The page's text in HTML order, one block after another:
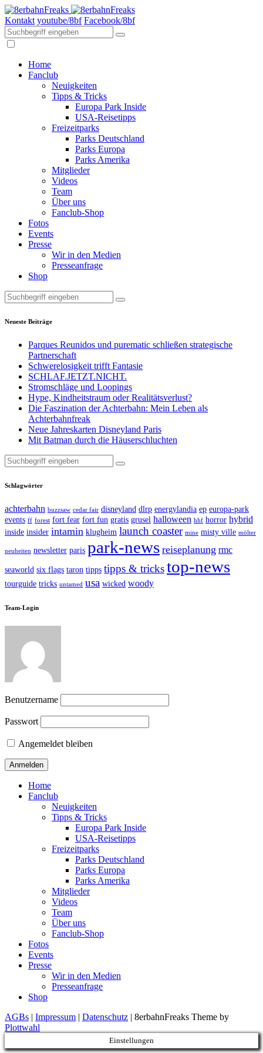
Kontakt youtube/8bf Facebook/8bf
Home
Fanclub
Neuigkeiten
Tipps & Tricks
Europa Park Inside
USA-Reisetipps
Freizeitparks
Parks Deutschland
Parks Europa
Parks Amerika
Mitglieder
Videos
Team
Über uns
Fanclub-Shop
Fotos
Events
Presse
Wir in den Medien
Presseanfrage
Shop
Neueste Beiträge
Parques Reunidos und purematic schließen strategische
Partnerschaft
Schwerelosigkeit trifft Fantasie
SCHLAF.JETZT.NICHT.
Stromschläge und Loopings
Hype, Kindheitstraum oder Realitätsverlust?
Die Faszination der Achterbahn: Mein Leben als
Achterbahnfreak
Neue Jahreskarten Disneyland Paris
Mit Batman durch die Häuserschluchten
Suche
nach:
Schlagwörter
achterbahn buzzsaw cedar fair disneyland dlrp energylandia ep europa-park
events ff forest fort fear fort fun gratis grusel halloween hhf horror hybrid
inside insider intamin klugheim launch coaster mine misty ville mölter
neuheiten newsletter paris park-news reiseplanung rmc
seaworld six flags taron tipps tipps & trickstop-news
tourguide tricks untamed usa wicked woody
Team-Login
Benutzername
Passwort
Angemeldet bleiben
Home
Fanclub
Neuigkeiten
Tipps & Tricks
Europa Park Inside
USA-Reisetipps
Freizeitparks
Parks Deutschland
Parks Europa
Parks Amerika
Mitglieder
Videos
Team
Über uns
Fanclub-Shop
Fotos
Events
Presse
Wir in den Medien
Presseanfrage
Shop
AGBs | Impressum | Datenschutz | 8erbahnFreaks Theme by
Plottwahl
Einstellungen